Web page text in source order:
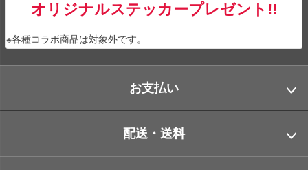
オリジナルステッカープレゼント!!
※各種コラボ商品は対象外です。
お支払い
配送・送料